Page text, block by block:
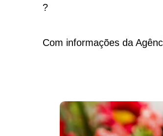
?
Com informações da